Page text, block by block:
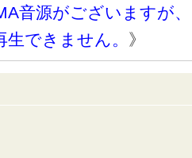
音源がございますが
できません。 》